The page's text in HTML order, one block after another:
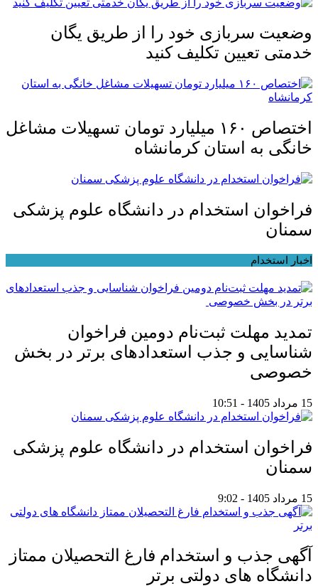
وضعیت سربازی خود را از طریق یگان
خدمتی تعیین تکلیف کنید
اختصاص ۱۶۰ میلیارد تومان تسهیلات مشاغل
خانگی به استان کرمانشاه
فراخوان استخدام در دانشگاه علوم پزشکی
سمنان
اخبار استخدام
تمدید مهلت ثبت‌نام دومین فراخوان
شناسایی و جذب استعدادهای برتر در بخش
خصوصی
15 مرداد 1405 - 10:51
فراخوان استخدام در دانشگاه علوم پزشکی
سمنان
15 مرداد 1405 - 9:02
آگهی جذب و استخدام فارغ التحصیلان ممتاز
دانشگاه های دولتی برتر